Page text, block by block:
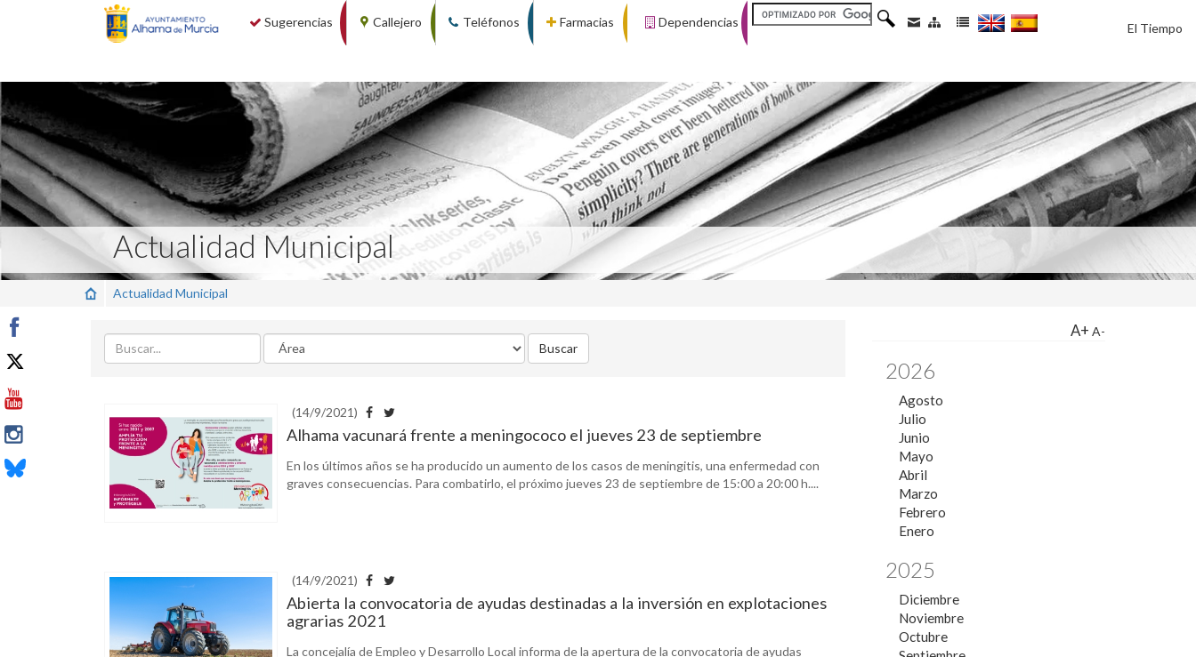
Sugerencias Callejero Teléfonos Farmacias Dependencias El Tiempo
Actualidad Municipal
Actualidad Municipal
Buscar Area Buscar
(14/9/2021)
Alhama vacunará frente a meningococo el jueves 23 de septiembre
En los últimos años se ha producido un aumento de los casos de meningitis, una enfermedad con
graves consecuencias. Para combatirlo, el próximo jueves 23 de septiembre de 15:00 a 20:00 h....
(14/9/2021)
Abierta la convocatoria de ayudas destinadas a la inversión en explotaciones
agrarias 2021
La concejalía de Empleo y Desarrollo Local informa de la apertura de la convocatoria de ayudas
A+ A-
2026
Agosto
Julio
Junio
Mayo
Abril
Marzo
Febrero
Enero
2025
Diciembre
Noviembre
Octubre